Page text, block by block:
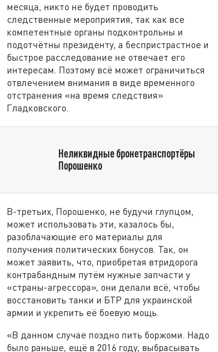
месяца, никто не будет проводить
следственные мероприятия, так как все
компетентные органы подконтрольны и
подотчётны президенту, а беспристрастное и
быстрое расследование не отвечает его
интересам. Поэтому всё может ограничиться
отвлечением внимания в виде временного
отстранения «на время следствия»
Гладковского.
Неликвидные бронетранспортёры
Порошенко
В-третьих, Порошенко, не будучи глупцом,
может использовать эти, казалось бы,
разоблачающие его материалы для
получения политических бонусов. Так, он
может заявить, что, приобретая втридорога
контрабандным путём нужные запчасти у
«страны-агрессора», они делали всё, чтобы
восстановить танки и БТР для украинской
армии и укрепить её боевую мощь.
«В данном случае поздно пить боржоми. Надо
было раньше, ещё в 2016 году, выбрасывать